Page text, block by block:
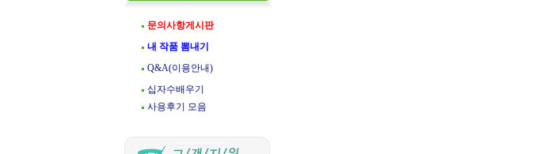
문의사항게시판
내 작품 뽐내기
Q&A(이용안내)
십자수배우기
사용후기 모음